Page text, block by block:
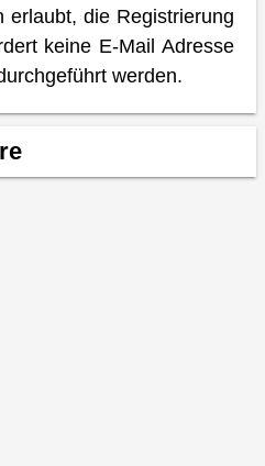
erlaubt, die Registrierung
keine E-Mail Adresse
werden.